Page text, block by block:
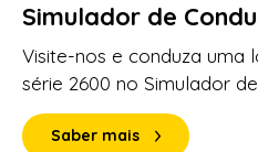
Simulador de
Visite-nos e conduza uma
série 2600 no Simulador
Saber mais